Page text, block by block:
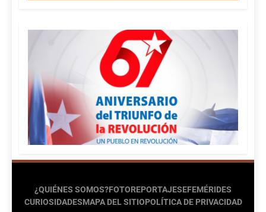
¿QUIÉNES SOMOS?FOTOREPORTAJESEFEMÉRIDES
CURIOSIDADESMAPA DEL SITIOPOLÍTICA DE PRIVACIDAD